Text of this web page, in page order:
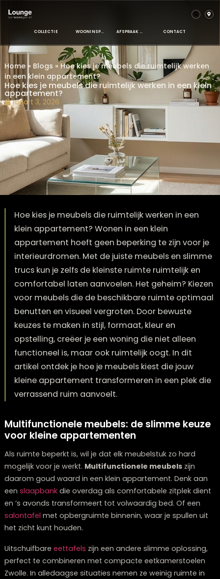
Home »Blogs»Hoe kies je meubels die ruimtelijk
in een klein appartement?
Hoe kies je meubels die ruimtelijk werken in een
appartement?
maart 3, 2026
Hoe kies je meubels die ruimtelijk werken in
klein appartement? Wonen in een klein
appartement hoeft geen beperking te zijn
interieurdromen. Met de juiste meubels en
trucs kun je zelfs de kleinste ruimte ruimtelijk
comfortabel laten aanvoelen. Het geheim?
voor meubels die de beschikbare ruimte
benutten en visueel vergroten. Door bewuste
keuzes te maken in stijl, formaat, kleur en
opstelling, creëer je een woning die niet alleen
functioneel is, maar ook ruimtelijk oogt. In dit
kleine appartement transformeren in een
verrassend ruim aanvoelt.
Multifunctionele meubels: de slimme
voor kleine appartementen
Als ruimte beperkt is, wil je dat elk meubelstuk zo hard
mogelijk voor je werkt.Multifunctionele meubelszijn
daarom goud waard in een klein appartement. Denk
eenslaapbankdie overdag als comfortabele zitplek
en ’s avonds transformeert tot volwaardig bed. Of
salontafelmet opbergruimte binnenin, waar je